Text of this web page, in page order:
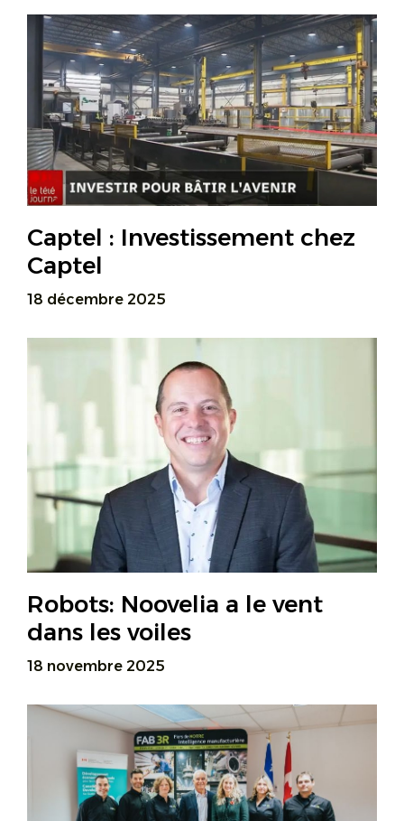
Captel : Investissement chez
Captel
18 décembre 2025
Robots: Noovelia a le vent
dans les voiles
18 novembre 2025